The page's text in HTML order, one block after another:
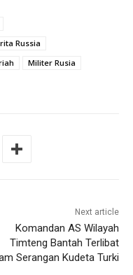
Russia
Militer Rusia
Next article
Komandan AS Wilayah
Timteng Bantah Terlibat
Serangan Kudeta Turki